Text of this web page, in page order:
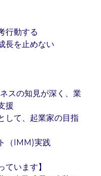
行動する
長を止めない
スの知見が深く、業
援
して、起業家の目指
（IMM)実践
ています】